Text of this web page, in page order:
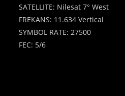
SATELLITE: Nilesat 7° West
FREKANS: 11.634 Vertical
SYMBOL RATE: 27500
FEC: 5/6